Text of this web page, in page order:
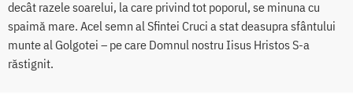
decât razele soarelui, la care privind tot poporul, se minuna cu
spaimă mare. Acel semn al Sfintei Cruci a stat deasupra sfântului
munte al Golgotei – pe care Domnul nostru Iisus Hristos S-a
răstignit.